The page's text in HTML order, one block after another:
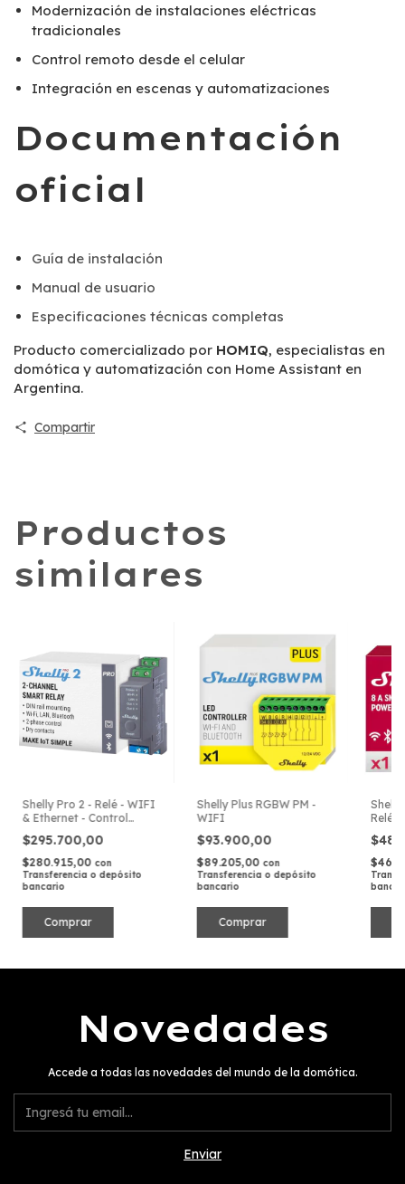
Modernización de instalaciones eléctricas
tradicionales
Control remoto desde el celular
Integración en escenas y automatizaciones
Documentación
oficial
Guía de instalación
Manual de usuario
Especificaciones técnicas completas
Producto comercializado por HOMIQ, especialistas en
domótica y automatización con Home Assistant en
Argentina.
Compartir
Productos
similares
Shelly Pro 2 - Relé - WIFI
& Ethernet - Control
Domótica
$295.700,00
$280.915,00 con
Transferencia o depósito
bancario
Shelly Plus RGBW PM -
WIFI
$93.900,00
$89.205,00 con
Transferencia o depósito
bancario
Shelly
Relé
Novedades
Accede a todas las novedades del mundo de la domótica.